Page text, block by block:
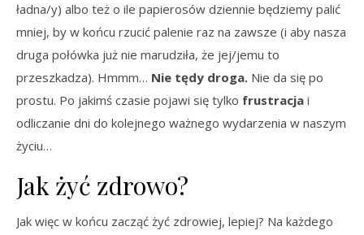
ładna/y) albo też o ile papierosów dziennie będziemy palić
mniej, by w końcu rzucić palenie raz na zawsze (i aby nasza
druga połówka już nie marudziła, że jej/jemu to
przeszkadza). Hmmm… Nie tędy droga. Nie da się po
prostu. Po jakimś czasie pojawi się tylko frustracja i
odliczanie dni do kolejnego ważnego wydarzenia w naszym
życiu…
Jak żyć zdrowo?
Jak więc w końcu zacząć żyć zdrowiej, lepiej? Na każdego